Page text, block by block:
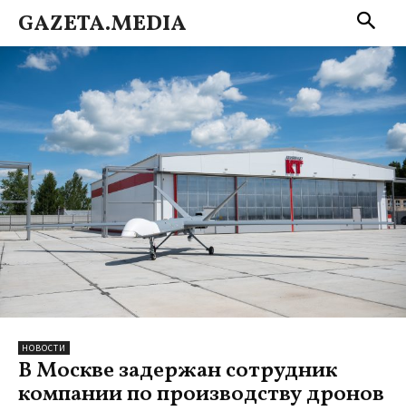
GAZETA.MEDIA
НОВОСТИ
В Москве задержан сотрудник
компании по производству дронов